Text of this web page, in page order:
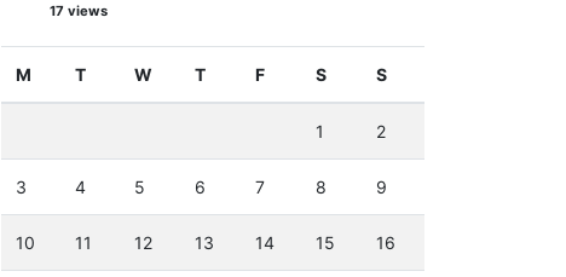
17 views
M T W T F S S
1 2
3 4 5 6 7 8 9
10 11 12 13 14 15 16